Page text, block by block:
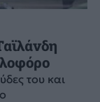
του και